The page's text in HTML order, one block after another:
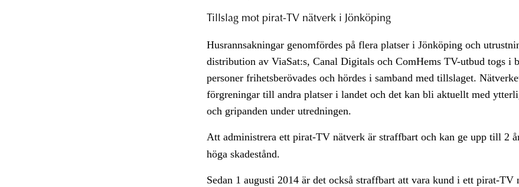
Tillslag mot pirat-TV nätverk i Jönköping
Husrannsakningar genomfördes på flera platser i Jönköping och
distribution av ViaSat:s, Canal Digitals och ComHems TV-utbud togs i
personer frihetsberövades och hördes i samband med tillslaget.
förgreningar till andra platser i landet och det kan bli aktuellt med
och gripanden under utredningen.
Att administrera ett pirat-TV nätverk är straffbart och kan ge upp till 2
höga skadestånd.
Sedan 1 augusti 2014 är det också straffbart att vara kund i ett pirat-TV